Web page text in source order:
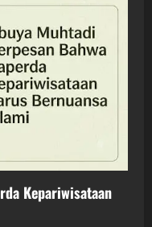
Kepariwisataan